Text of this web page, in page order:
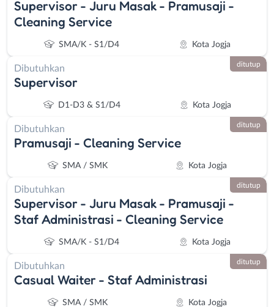
Supervisor - Juru Masak - Pramusaji -
Cleaning Service
SMA/K - S1/D4 Kota Jogja
Dibutuhkan
Supervisor
D1-D3 & S1/D4 Kota Jogja
ditutup
Dibutuhkan
Pramusaji - Cleaning Service
SMA / SMK Kota Jogja
ditutup
Dibutuhkan
Supervisor - Juru Masak - Pramusaji -
Staf Administrasi - Cleaning Service
SMA/K - S1/D4 Kota Jogja
ditutup
Dibutuhkan
Casual Waiter - Staf Administrasi
SMA / SMK Kota Jogja
ditutup